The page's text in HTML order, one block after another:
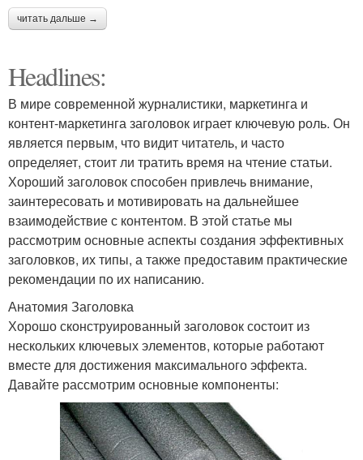
читать дальше →
Headlines:
В мире современной журналистики, маркетинга и
контент-маркетинга заголовок играет ключевую роль. Он
является первым, что видит читатель, и часто
определяет, стоит ли тратить время на чтение статьи.
Хороший заголовок способен привлечь внимание,
заинтересовать и мотивировать на дальнейшее
взаимодействие с контентом. В этой статье мы
рассмотрим основные аспекты создания эффективных
заголовков, их типы, а также предоставим практические
рекомендации по их написанию.
Анатомия Заголовка
Хорошо сконструированный заголовок состоит из
нескольких ключевых элементов, которые работают
вместе для достижения максимального эффекта.
Давайте рассмотрим основные компоненты: